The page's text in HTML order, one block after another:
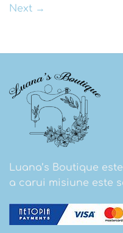
Next →
Luana’s Boutique
a carui misiune este